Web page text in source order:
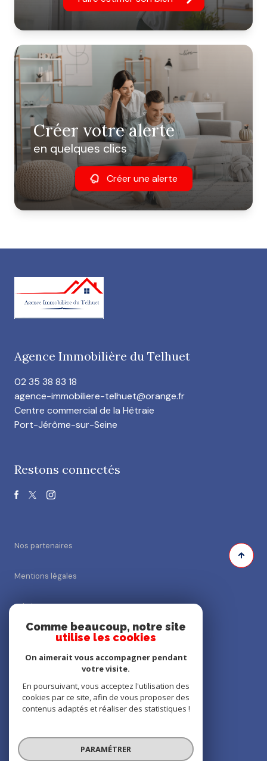
Créer votre alerte
en quelques clics
Créer une alerte
Agence Immobilière du Telhuet
02 35 38 83 18
agence-immobiliere-telhuet@orange.fr
Centre commercial de la Hêtraie
Port-Jérôme-sur-Seine
Restons connectés
Nos partenaires
Mentions légales
Admin
Nos honoraires
Cookies
© 2026 | Tous droits réservés
Comme beaucoup, notre site
utilise les cookies
On aimerait vous accompagner pendant
votre visite.
En poursuivant, vous acceptez l'utilisation des
cookies par ce site, afin de vous proposer des
contenus adaptés et réaliser des statistiques !
PARAMÉTRER